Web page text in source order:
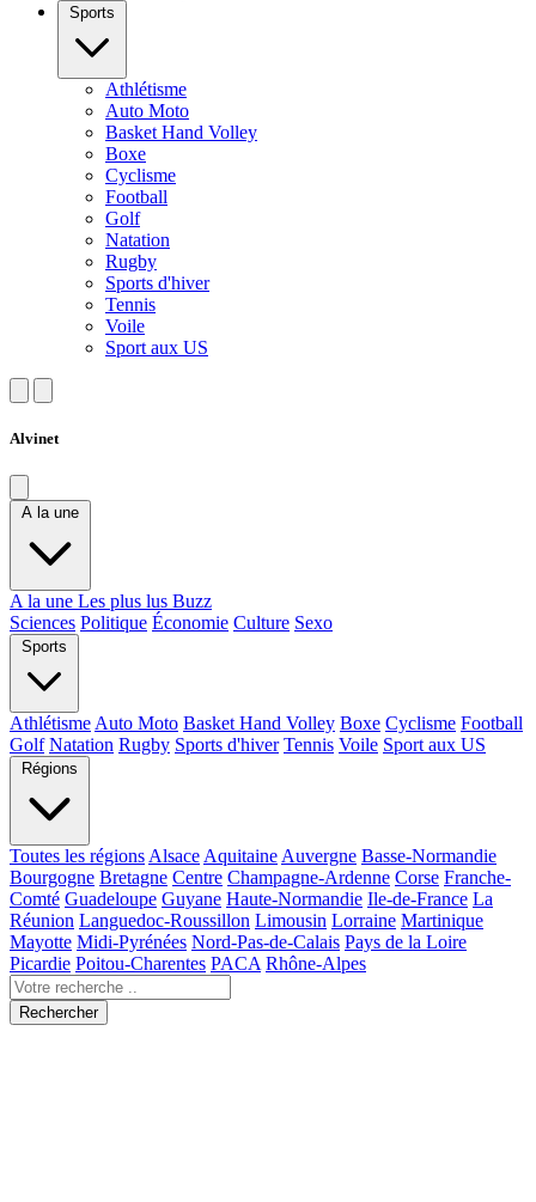
Sports
Athlétisme
Auto Moto
Basket Hand Volley
Boxe
Cyclisme
Football
Golf
Natation
Rugby
Sports d'hiver
Tennis
Voile
Sport aux US
Alvinet
A la une
A la une Les plus lus Buzz
Sciences Politique Économie Culture Sexo
Sports
Athlétisme Auto Moto Basket Hand Volley Boxe Cyclisme Football
Golf Natation Rugby Sports d'hiver Tennis Voile Sport aux US
Régions
Toutes les régions Alsace Aquitaine Auvergne Basse-Normandie
Bourgogne Bretagne Centre Champagne-Ardenne Corse Franche-
Comté Guadeloupe Guyane Haute-Normandie Ile-de-France La
Réunion Languedoc-Roussillon Limousin Lorraine Martinique
Mayotte Midi-Pyrénées Nord-Pas-de-Calais Pays de la Loire
Picardie Poitou-Charentes PACA Rhône-Alpes
Rechercher